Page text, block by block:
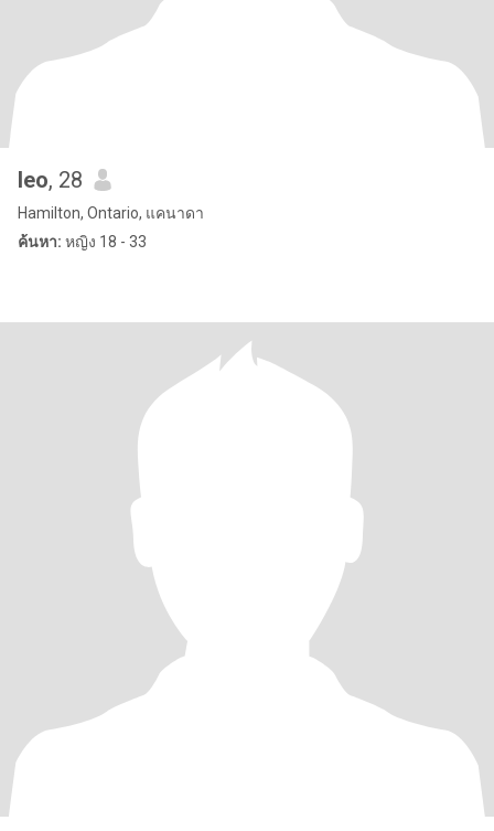
leo, 28
Hamilton, Ontario, แคนาดา
ค้นหา: หญิง 18 - 33